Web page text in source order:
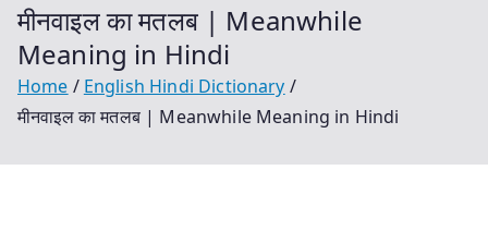
मीनवाइल का मतलब | Meanwhile
Meaning in Hindi
Home
English Hindi Dictionary
मीनवाइल का मतलब | Meanwhile Meaning in Hindi